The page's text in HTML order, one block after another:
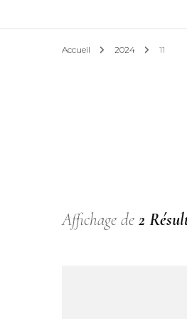
Accueil 2024 11
Affichage de 2